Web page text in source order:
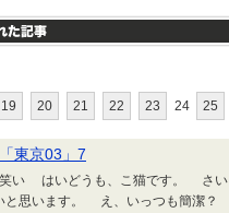
19 20 21 22 23 24 25
東京03」7
い はいどうも、こ猫です。 さい
と思います。 え、いっつも簡潔